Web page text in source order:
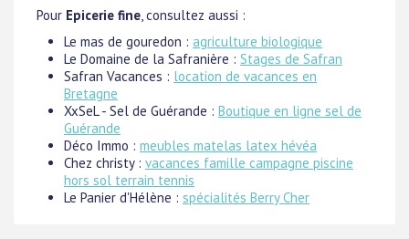
Pour Epicerie fine, consultez aussi :
Le mas de gouredon : agriculture biologique
Le Domaine de la Safranière : Stages de Safran
Safran Vacances : location de vacances en
Bretagne
XxSeL - Sel de Guérande : Boutique en ligne sel de
Guérande
Déco Immo : meubles matelas latex hévéa
Chez christy : vacances famille campagne piscine
hors sol terrain tennis
Le Panier d'Hélène : spécialités Berry Cher